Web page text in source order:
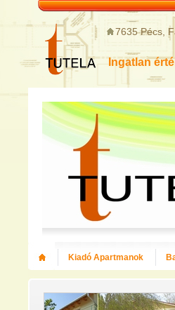
7635 Pécs,
Ingatlan
Kiadó Apartmanok